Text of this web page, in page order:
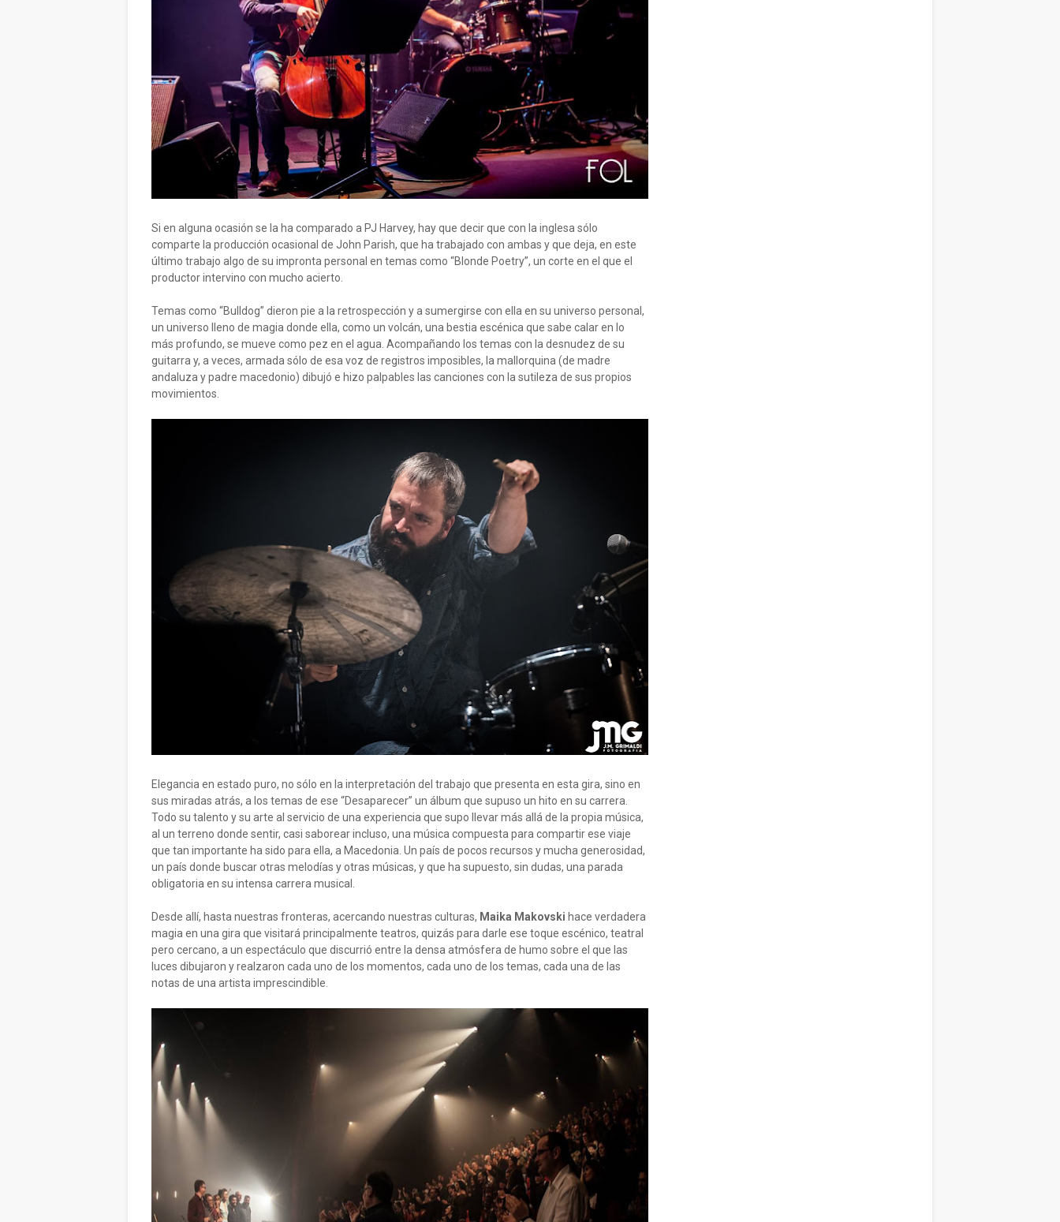
Si en alguna ocasión se la ha comparado a PJ Harvey, hay que decir que con la inglesa sólo
comparte la producción ocasional de John Parish, que ha trabajado con ambas y que deja, en este
último trabajo algo de su impronta personal en temas como “Blonde Poetry”, un corte en el que el
productor intervino con mucho acierto.
Temas como “Bulldog” dieron pie a la retrospección y a sumergirse con ella en su universo personal,
un universo lleno de magia donde ella, como un volcán, una bestia escénica que sabe calar en lo
más profundo, se mueve como pez en el agua. Acompañando los temas con la desnudez de su
guitarra y, a veces, armada sólo de esa voz de registros imposibles, la mallorquina (de madre
andaluza y padre macedonio) dibujó e hizo palpables las canciones con la sutileza de sus propios
movimientos.
Elegancia en estado puro, no sólo en la interpretación del trabajo que presenta en esta gira, sino en
sus miradas atrás, a los temas de ese “Desaparecer” un álbum que supuso un hito en su carrera.
Todo su talento y su arte al servicio de una experiencia que supo llevar más allá de la propia música,
al un terreno donde sentir, casi saborear incluso, una música compuesta para compartir ese viaje
que tan importante ha sido para ella, a Macedonia. Un país de pocos recursos y mucha generosidad,
un país donde buscar otras melodías y otras músicas, y que ha supuesto, sin dudas, una parada
obligatoria en su intensa carrera musical.
Desde allí, hasta nuestras fronteras, acercando nuestras culturas, Maika Makovski hace verdadera
magia en una gira que visitará principalmente teatros, quizás para darle ese toque escénico, teatral
pero cercano, a un espectáculo que discurrió entre la densa atmósfera de humo sobre el que las
luces dibujaron y realzaron cada uno de los momentos, cada uno de los temas, cada una de las
notas de una artista imprescindible.